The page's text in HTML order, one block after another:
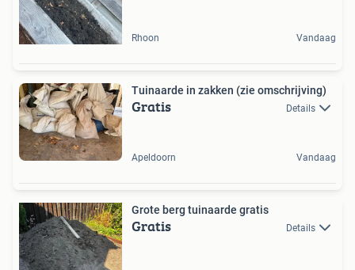
Rhoon Vandaag
Tuinaarde in zakken (zie omschrijving)
Gratis Details
Apeldoorn Vandaag
Grote berg tuinaarde gratis
Gratis Details